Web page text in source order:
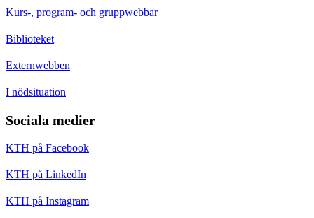
Kurs-, program- och gruppwebbar
Biblioteket
Externwebben
I nödsituation
Sociala medier
KTH på Facebook
KTH på LinkedIn
KTH på Instagram